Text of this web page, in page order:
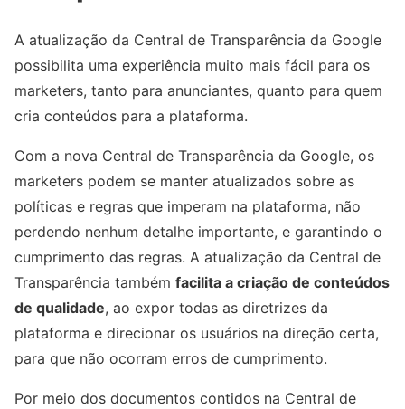
A atualização da Central de Transparência da Google
possibilita uma experiência muito mais fácil para os
marketers, tanto para anunciantes, quanto para quem
cria conteúdos para a plataforma.
Com a nova Central de Transparência da Google, os
marketers podem se manter atualizados sobre as
políticas e regras que imperam na plataforma, não
perdendo nenhum detalhe importante, e garantindo o
cumprimento das regras. A atualização da Central de
Transparência também facilita a criação de conteúdos
de qualidade, ao expor todas as diretrizes da
plataforma e direcionar os usuários na direção certa,
para que não ocorram erros de cumprimento.
Por meio dos documentos contidos na Central de